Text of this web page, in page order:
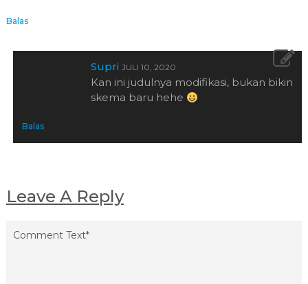
Balas
Supri JULI 10, 2020
Kan ini judulnya modifikasi, bukan bikin
skema baru hehe
Balas
Leave A Reply